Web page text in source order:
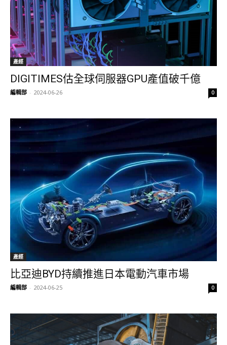
產經
DIGITIMES估全球伺服器GPU產值破千億
編輯部 - 2024-06-26 0
產經
比亞迪BYD持續推進日本電動汽車市場
編輯部 - 2024-06-25 0